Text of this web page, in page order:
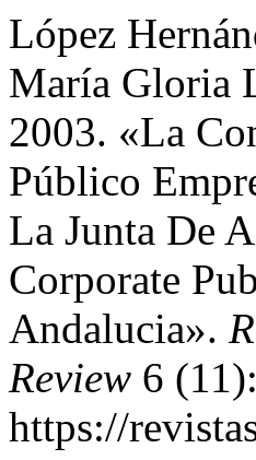
López
María Gloria
2003. «La
Público
La Junta De
Corporate
Andalucia».
Review 6
https://